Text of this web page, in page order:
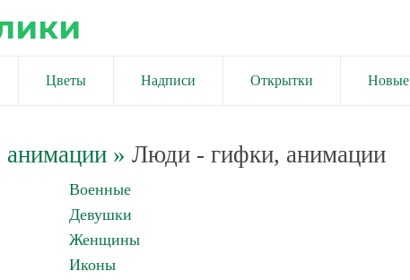
Цветы Надписи Открытки Новые
» Люди - гифки, анимации
Военные
Девушки
Женщины
Иконы